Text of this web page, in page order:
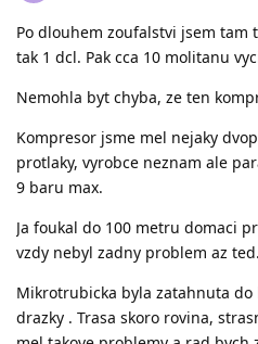
Po dlouhem zoufalstvi jsem tam
tak 1 dcl. Pak cca 10 molitanu
Nemohla byt chyba, ze ten
Kompresor jsme mel nejaky
protlaky, vyrobce neznam ale
9 baru max.
Ja foukal do 100 metru domaci
vzdy nebyl zadny problem az ted.
Mikrotrubicka byla zatahnuta do
drazky . Trasa skoro rovina,